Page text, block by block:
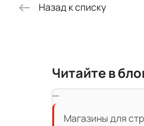
Назад к списку
Читайте в
Магазины для